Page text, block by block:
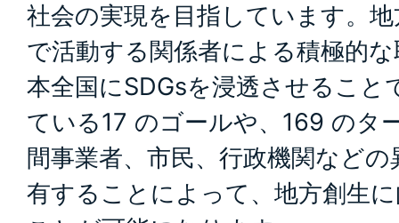
社会の実現を目指しています。
で活動する関係者による積極的
本全国にSDGsを浸透させること
ている17 のゴールや、169 のタ
間事業者、市民、行政機関など
有することによって、地方創生